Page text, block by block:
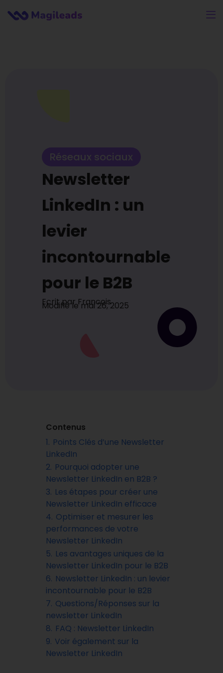
Réseaux sociaux
Newsletter
LinkedIn : un
levier
incontournable
pour le B2B
Ecrit parFrancois
Modifié le mai 26, 2025
Contenus
1. Points Clés d’une Newsletter
LinkedIn
2. Pourquoi adopter une
Newsletter LinkedIn en B2B ?
3. Les étapes pour créer une
Newsletter LinkedIn efficace
4. Optimiser et mesurer les
performances de votre
Newsletter LinkedIn
5. Les avantages uniques de la
Newsletter LinkedIn pour le B2B
6. Newsletter LinkedIn : un levier
incontournable pour le B2B
7. Questions/Réponses sur la
newsletter LinkedIn
8. FAQ : Newsletter LinkedIn
9. Voir également sur la
Newsletter LinkedIn